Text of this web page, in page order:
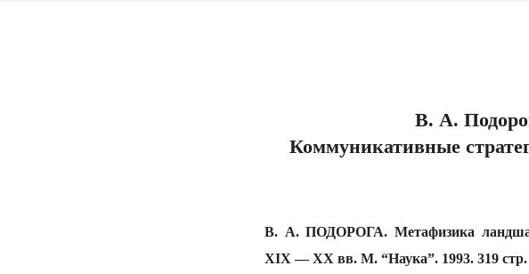
В. А.
Коммуникативные
В. А. ПОДОРОГА. Метафизика
XIX — XX вв. М. “Наука”. 1993. 319 стр.